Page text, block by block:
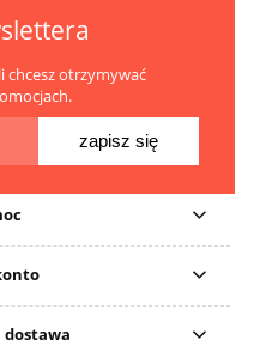
chcesz otrzymywać
zapisz się
dostawa